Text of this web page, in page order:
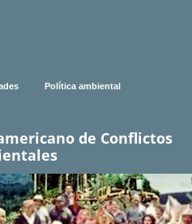
Política ambiental
de Conflictos